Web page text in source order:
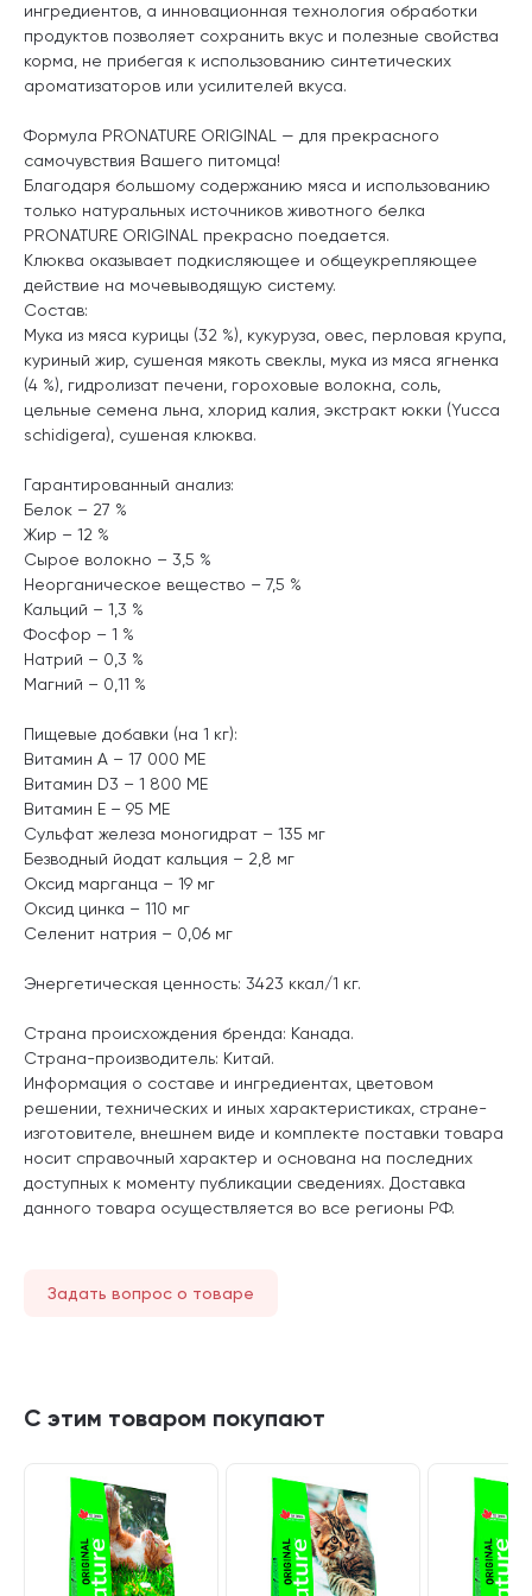
ингредиентов, а инновационная технология обработки
продуктов позволяет сохранить вкус и полезные свойства
корма, не прибегая к использованию синтетических
ароматизаторов или усилителей вкуса.
Формула PRONATURE ORIGINAL — для прекрасного
самочувствия Вашего питомца!
Благодаря большому содержанию мяса и использованию
только натуральных источников животного белка
PRONATURE ORIGINAL прекрасно поедается.
Клюква оказывает подкисляющее и общеукрепляющее
действие на мочевыводящую систему.
Состав:
Мука из мяса курицы (32 %), кукуруза, овес, перловая крупа,
куриный жир, сушеная мякоть свеклы, мука из мяса ягненка
(4 %), гидролизат печени, гороховые волокна, соль,
цельные семена льна, хлорид калия, экстракт юкки (Yucca
schidigera), сушеная клюква.
Гарантированный анализ:
Белок – 27 %
Жир – 12 %
Сырое волокно – 3,5 %
Неорганическое вещество – 7,5 %
Кальций – 1,3 %
Фосфор – 1 %
Натрий – 0,3 %
Магний – 0,11 %
Пищевые добавки (на 1 кг):
Витамин А – 17 000 МЕ
Витамин D3 – 1 800 МЕ
Витамин Е – 95 МЕ
Сульфат железа моногидрат – 135 мг
Безводный йодат кальция – 2,8 мг
Оксид марганца – 19 мг
Оксид цинка – 110 мг
Селенит натрия – 0,06 мг
Энергетическая ценность: 3423 ккал/1 кг.
Страна происхождения бренда: Канада.
Страна-производитель: Китай.
Информация о составе и ингредиентах, цветовом
решении, технических и иных характеристиках, стране-
изготовителе, внешнем виде и комплекте поставки товара
носит справочный характер и основана на последних
доступных к моменту публикации сведениях. Доставка
данного товара осуществляется во все регионы РФ.
Задать вопрос о товаре
С этим товаром покупают